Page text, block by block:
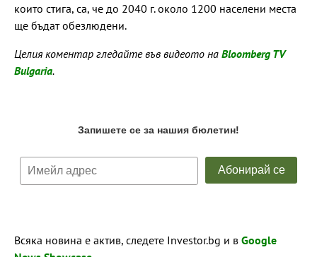
които стига, са, че до 2040 г. около 1200 населени места
ще бъдат обезлюдени.
Целия коментар гледайте във видеото на Bloomberg TV
Bulgaria.
Всяка новина е актив, следете Investor.bg и в Google